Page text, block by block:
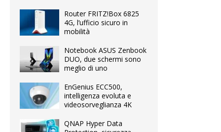
Router FRITZ!Box 6825
4G, l’ufficio sicuro in
mobilità
Notebook ASUS Zenbook
DUO, due schermi sono
meglio di uno
EnGenius ECC500,
intelligenza evoluta e
videosorveglianza 4K
QNAP Hyper Data